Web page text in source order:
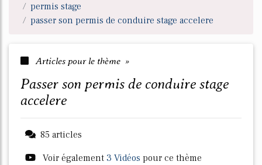
permis stage
passer son permis de conduire stage accelere
Articles pour le thème »
passer son permis de conduire stage
accelere
85 articles
Voir également 3 Vidéos pour ce thème